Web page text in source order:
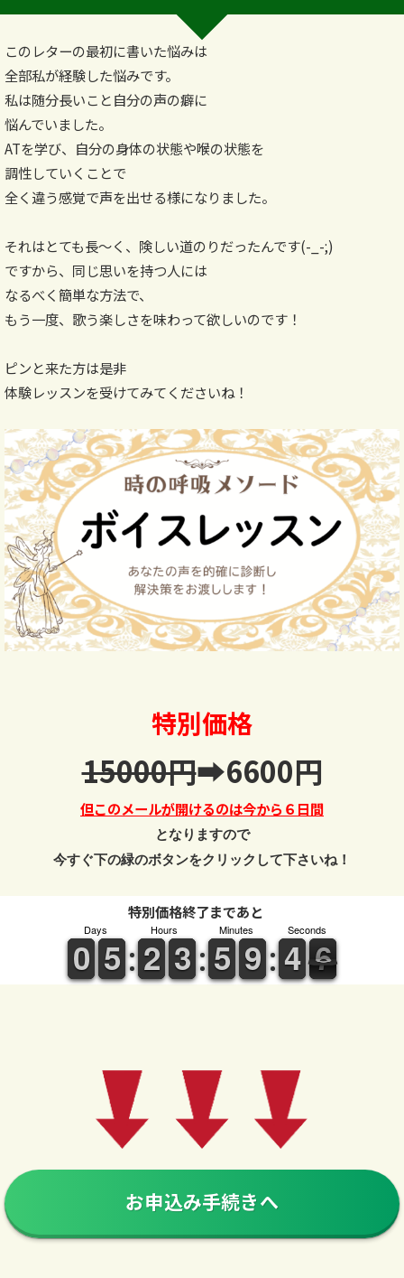
このレターの最初に書いた悩みは
全部私が経験した悩みです。
私は随分長いこと自分の声の癖に
悩んでいました。
ATを学び、自分の身体の状態や喉の状態を
調性していくことで
全く違う感覚で声を出せる様になりました。
それはとても長～く、険しい道のりだったんです(-_-;)
ですから、同じ思いを持つ人には
なるべく簡単な方法で、
もう一度、歌う楽しさを味わって欲しいのです！
ピンと来た方は是非
体験レッスンを受けてみてくださいね！
特別価格
15000円➡6600円
但このメールが開けるのは今から６日間
となりますので
今すぐ下の緑のボタンをクリックして下さいね！
特別価格終了まであと
Days
9
9
0
0 4
4
5
5
Hours
1
1
2
2 2
2
3
3
Minutes
4
4
5
5 8
8
9
9
Seconds
5
4
4 6
6
5
お申込み手続きへ